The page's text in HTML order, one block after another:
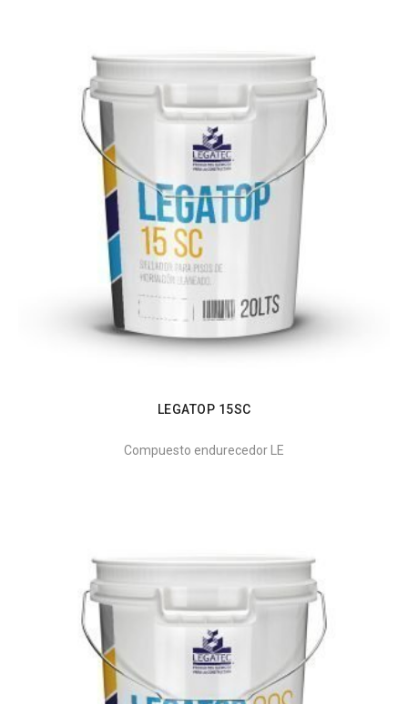
LEGATOP 15SC
Compuesto endurecedor LE